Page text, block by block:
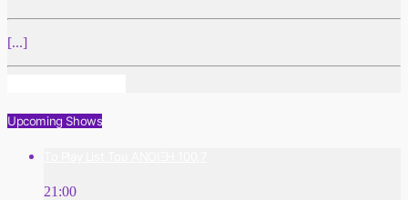
[...]
Upcoming Shows
21:00